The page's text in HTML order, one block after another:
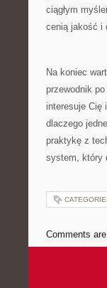
ciągłym
cenią jakość i
Na koniec
przewodnik
interesuje Cię
dlaczego
praktykę z
system, który
Comments